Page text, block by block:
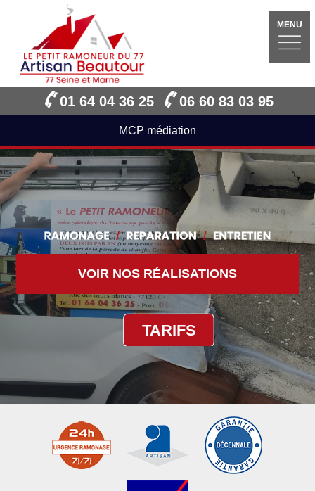
MENU
01 64 04 36 25 06 60 83 03 95
MCP médiation
VOIR NOS RÉALISATIONS
TARIFS